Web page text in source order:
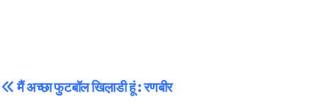
Post
मैं अच्छा फुटबॉल खिल़ाडी हूं : रणबीर